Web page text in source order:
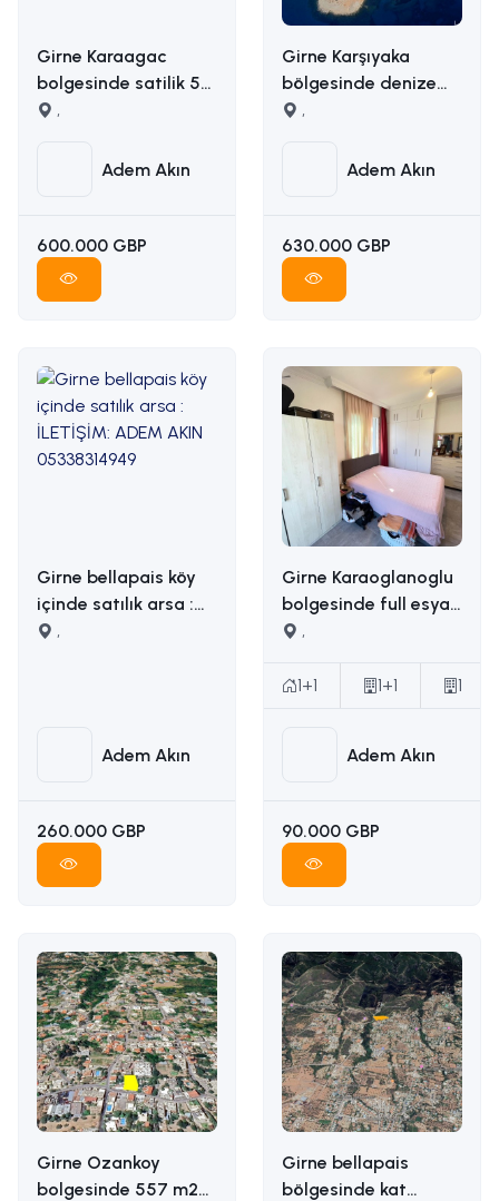
Girne Karaagac
bolgesinde satilik 5
donum satilik arazi
05338314949
,
Adem Akın
600.000 GBP
Girne Karşıyaka
bölgesinde denize
yakın uygun fiyata
satılık arazi İLETİŞİM
,
Adem Akın
630.000 GBP
Girne bellapais köy
içinde satılık arsa :
İLETİŞİM: ADEM AKIN
,
Adem Akın
260.000 GBP
Girne Karaoglanoglu
bolgesinde full esyali
satilik 1+1 daire
05338314949
,
1+1 1+1 1
Adem Akın
90.000 GBP
Girne Ozankoy
bolgesinde 557 m2
Girne bellapais
bölgesinde kat